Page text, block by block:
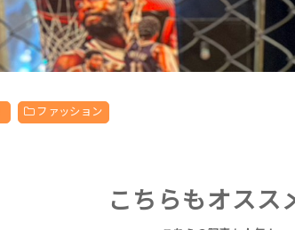
ファッション
こちらもオスス